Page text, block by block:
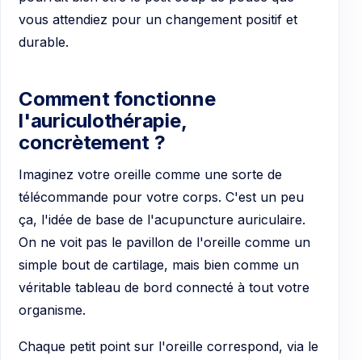
vous attendiez pour un changement positif et
durable.
Comment fonctionne
l'auriculothérapie,
concrètement ?
Imaginez votre oreille comme une sorte de
télécommande pour votre corps. C'est un peu
ça, l'idée de base de l'acupuncture auriculaire.
On ne voit pas le pavillon de l'oreille comme un
simple bout de cartilage, mais bien comme un
véritable tableau de bord connecté à tout votre
organisme.
Chaque petit point sur l'oreille correspond, via le